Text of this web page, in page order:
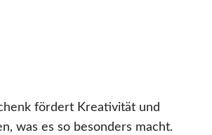
fördert Kreativität und
was es so besonders macht.